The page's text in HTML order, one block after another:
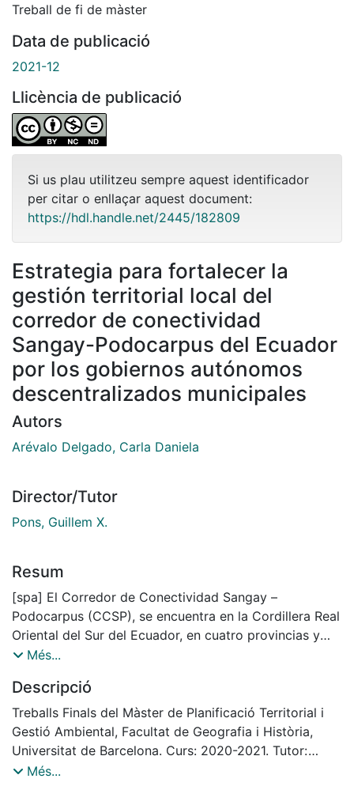
Treball de fi de màster
Data de publicació
2021-12
Llicència de publicació
Si us plau utilitzeu sempre aquest identificador
per citar o enllaçar aquest document:
https://hdl.handle.net/2445/182809
Estrategia para fortalecer la
gestión territorial local del
corredor de conectividad
Sangay-Podocarpus del Ecuador
por los gobiernos autónomos
descentralizados municipales
Autors
Arévalo Delgado, Carla Daniela
Director/Tutor
Pons, Guillem X.
Resum
[spa] El Corredor de Conectividad Sangay –
Podocarpus (CCSP), se encuentra en la Cordillera Real
Oriental del Sur del Ecuador, en cuatro provincias y
dieciocho cantones, tiene una superficie de 567.097,15
base a una normativa, que permite por medio de
diferentes figuras de conservación estatales,
municipales y comunitarias conectar los ecosistemas a
través de un corredor al Parque Nacional Sangay y al
Parque Nacional Podocarpus. En este territorio existen
Més...
Descripció
Treballs Finals del Màster de Planificació Territorial i
Gestió Ambiental, Facultat de Geografia i Història,
Universitat de Barcelona. Curs: 2020-2021. Tutor:
Guillem Xavier Pons Buades
Més...